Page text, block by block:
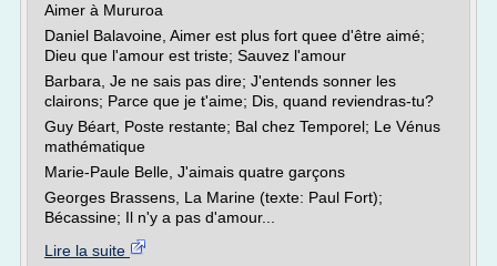
Aimer à Mururoa
Daniel Balavoine, Aimer est plus fort quee d'être aimé;
Dieu que l'amour est triste; Sauvez l'amour
Barbara, Je ne sais pas dire; J'entends sonner les
clairons; Parce que je t'aime; Dis, quand reviendras-tu?
Guy Béart, Poste restante; Bal chez Temporel; Le Vénus
mathématique
Marie-Paule Belle, J'aimais quatre garçons
Georges Brassens, La Marine (texte: Paul Fort);
Bécassine; Il n'y a pas d'amour...
Lire la suite